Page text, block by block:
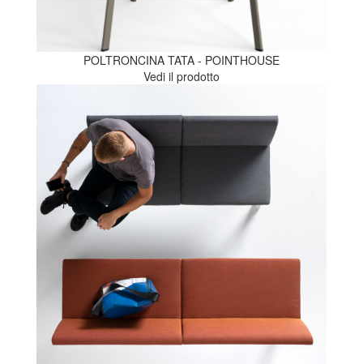
POLTRONCINA TATA - POINTHOUSE
Vedi il prodotto